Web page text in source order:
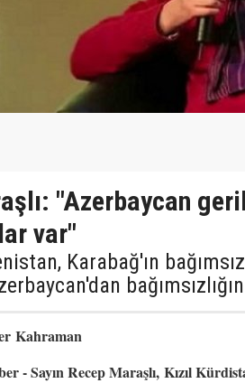
"Azerbaycan
var"
Karabağ'ın
Kahraman
- Sayın Recep Maraşlı, Kızıl